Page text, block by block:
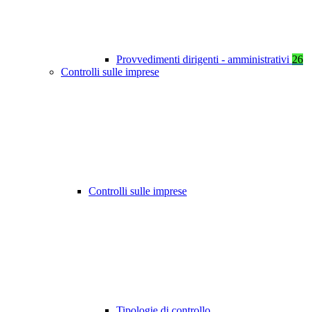
Provvedimenti dirigenti - amministrativi 26
Controlli sulle imprese
Controlli sulle imprese